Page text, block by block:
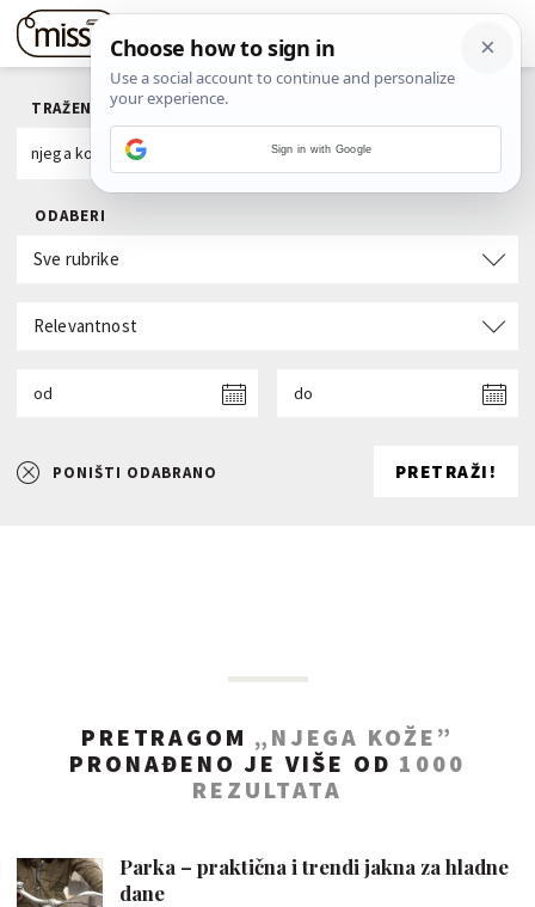
TRAŽENI POJAM
ODABERI
Sve rubrike
Relevantnost
od do
PONIŠTI ODABRANO PRETRAŽI!
PRETRAGOM „NJEGA KOŽE”
PRONAĐENO JE VIŠE OD 1000
REZULTATA
Parka – praktična i trendi jakna za hladne
dane
Sign in with Google